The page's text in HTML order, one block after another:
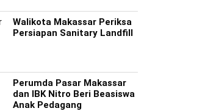
Walikota Makassar Periksa
Persiapan Sanitary Landfill
Perumda Pasar Makassar
dan IBK Nitro Beri Beasiswa
Anak Pedagang